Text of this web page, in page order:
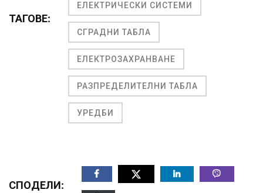
ТАГОВЕ:
ЕЛЕКТРИЧЕСКИ СИСТЕМИ
СГРАДНИ ТАБЛА
ЕЛЕКТРОЗАХРАНВАНЕ
РАЗПРЕДЕЛИТЕЛНИ ТАБЛА
УРЕДБИ
СПОДЕЛИ: